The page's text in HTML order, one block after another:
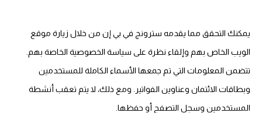
يمكنك التحقق مما يقدمه سترونج في بي إن من خلال زيارة موقع
الويب الخاص بهم وإلقاء نظرة على سياسة الخصوصية الخاصة بهم.
تتضمن المعلومات التي تم جمعها الأسماء الكاملة للمستخدمين
وبطاقات الائتمان وعناوين الفواتير. ومع ذلك، لا يتم تعقب أنشطة
المستخدمين وسجل التصفح أو حفظها.